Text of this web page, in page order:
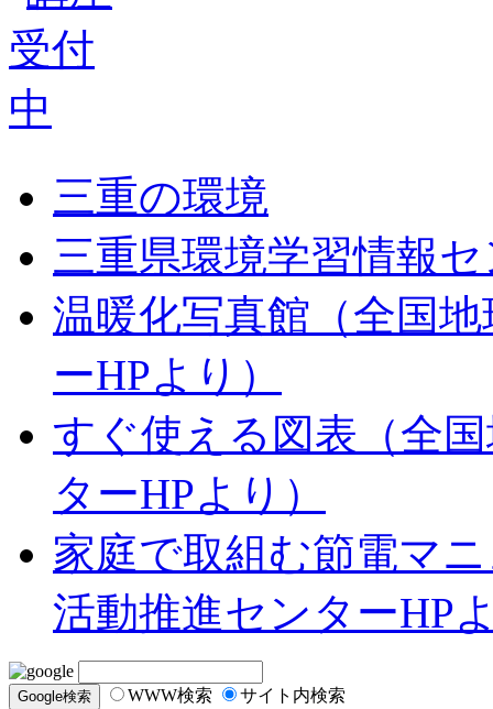
三重の環境
三重県環境学習情報
温暖化写真館（全国
ーHPより）
すぐ使える図表（全
ターHPより）
家庭で取組む節電マ
活動推進センターHP
WWW検索 サイト内検索